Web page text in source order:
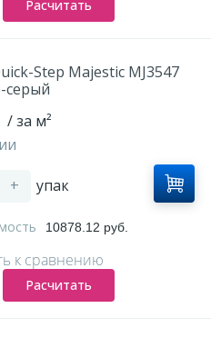
Расчитать
Step Majestic MJ3547
серый
/ за м²
+ упак
10878.12 руб.
к сравнению
Расчитать